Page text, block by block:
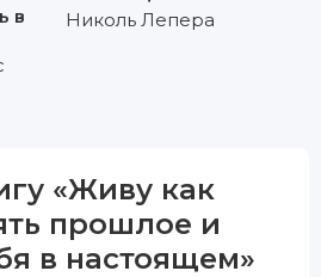
в
Николь Лепера
«Живу как
прошлое и
в настоящем»